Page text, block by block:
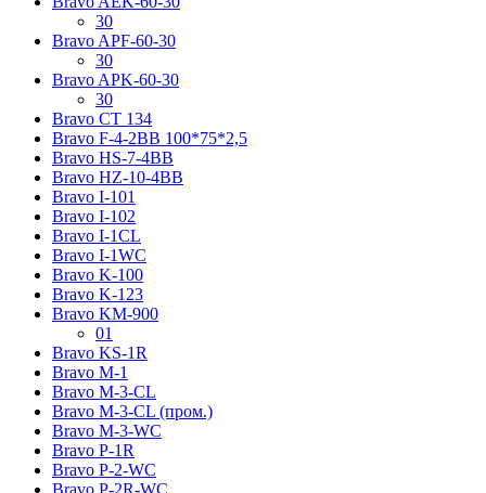
30
Bravo AРF-60-30
30
Bravo AРK-60-30
30
Bravo CT 134
Bravo F-4-2BB 100*75*2,5
Bravo HS-7-4BB
Bravo HZ-10-4BB
Bravo I-101
Bravo I-102
Bravo I-1CL
Bravo I-1WC
Bravo K-100
Bravo K-123
Bravo KM-900
01
Bravo KS-1R
Bravo M-1
Bravo M-3-CL
Bravo M-3-CL (пром.)
Bravo M-3-WC
Bravo P-1R
Bravo P-2-WC
Bravo P-2R-WC